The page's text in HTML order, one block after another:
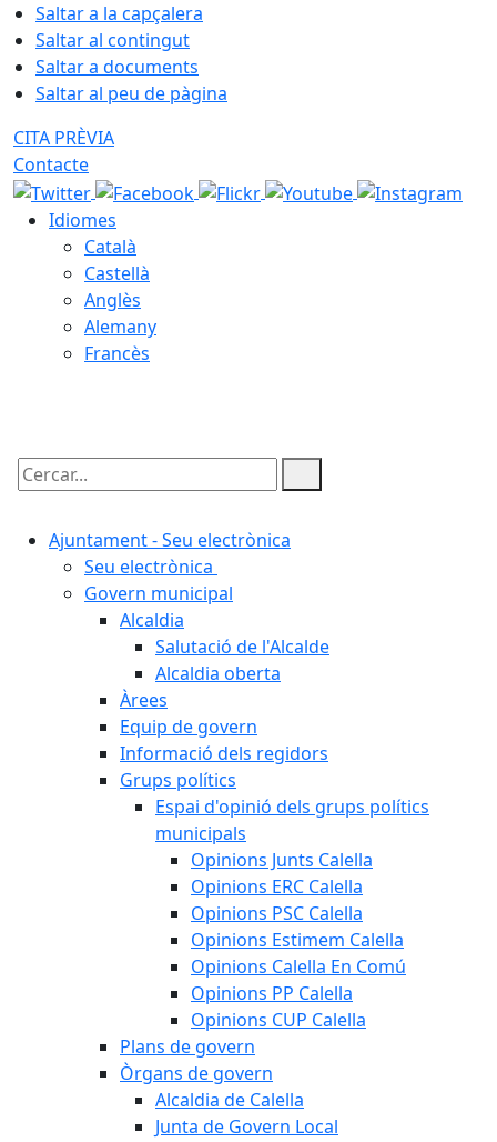
Saltar a la capçalera
Saltar al contingut
Saltar a documents
Saltar al peu de pàgina
CITA PRÈVIA
Contacte
Idiomes
Català
Castellà
Anglès
Alemany
Francès
Cercar:
Ajuntament - Seu electrònica
Seu electrònica
Govern municipal
Alcaldia
Salutació de l'Alcalde
Alcaldia oberta
Àrees
Equip de govern
Informació dels regidors
Grups polítics
Espai d'opinió dels grups polítics
municipals
Opinions Junts Calella
Opinions ERC Calella
Opinions PSC Calella
Opinions Estimem Calella
Opinions Calella En Comú
Opinions PP Calella
Opinions CUP Calella
Plans de govern
Òrgans de govern
Alcaldia de Calella
Junta de Govern Local